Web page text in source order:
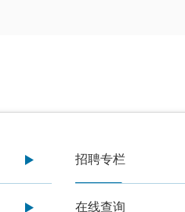
招聘专栏
在线查询